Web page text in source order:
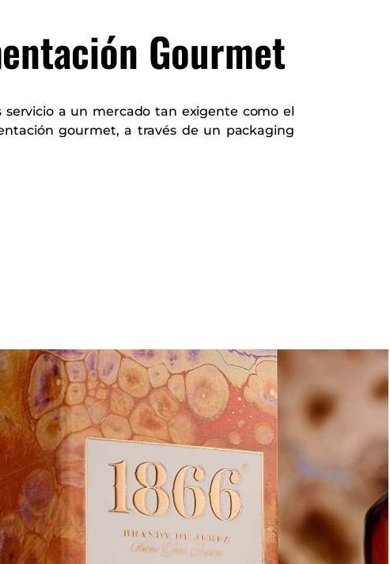
Gourmet
servicio a un mercado tan exigente como el
gourmet, a través de un packaging